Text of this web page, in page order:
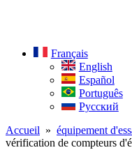
Français
English
Español
Português
Русский
Accueil » équipement
vérification de compteurs